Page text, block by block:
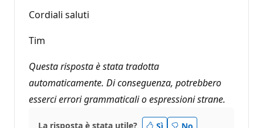
Cordiali saluti
Tim
Questa risposta è stata tradotta
automaticamente. Di conseguenza, potrebbero
esserci errori grammaticali o espressioni strane.
La risposta è stata utile?